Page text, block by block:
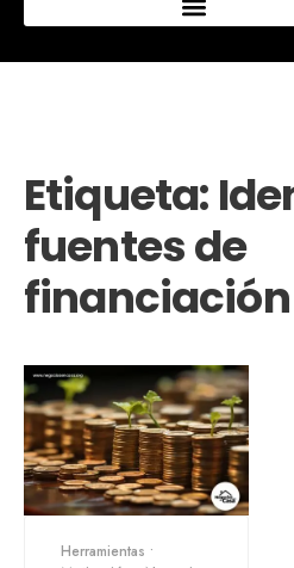
Etiqueta:
fuentes de
financiación
Herramientas •